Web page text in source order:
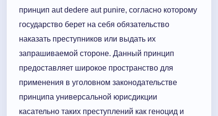
принцип aut dedere aut punire, согласно которому
государство берет на себя обязательство
наказать преступников или выдать их
запрашиваемой стороне. Данный принцип
предоставляет широкое пространство для
применения в уголовном законодательстве
принципа универсальной юрисдикции
касательно таких преступлений как геноцид и